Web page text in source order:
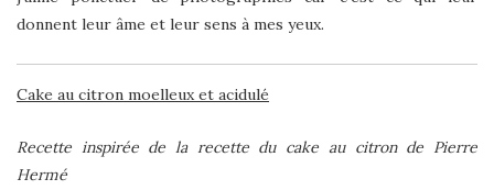
donnent leur âme et leur sens à mes yeux.
Cake au citron moelleux et acidulé
Recette inspirée de la recette du cake au citron de Pierre
Hermé